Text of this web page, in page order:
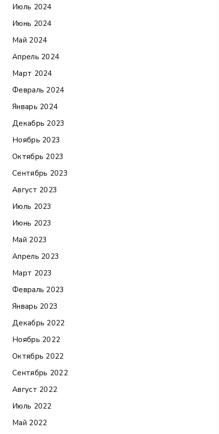
Июль 2024
Июнь 2024
Май 2024
Апрель 2024
Март 2024
Февраль 2024
Январь 2024
Декабрь 2023
Ноябрь 2023
Октябрь 2023
Сентябрь 2023
Август 2023
Июль 2023
Июнь 2023
Май 2023
Апрель 2023
Март 2023
Февраль 2023
Январь 2023
Декабрь 2022
Ноябрь 2022
Октябрь 2022
Сентябрь 2022
Август 2022
Июль 2022
Май 2022